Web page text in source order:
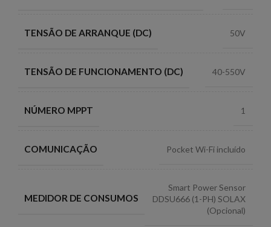
TENSÃO DE ARRANQUE (DC) 50V
TENSÃO DE FUNCIONAMENTO (DC) 40-550V
NÚMERO MPPT 1
COMUNICAÇÃO Pocket Wi-Fi incluído
MEDIDOR DE CONSUMOS
Smart Power Sensor
DDSU666 (1-PH) SOLAX
(Opcional)